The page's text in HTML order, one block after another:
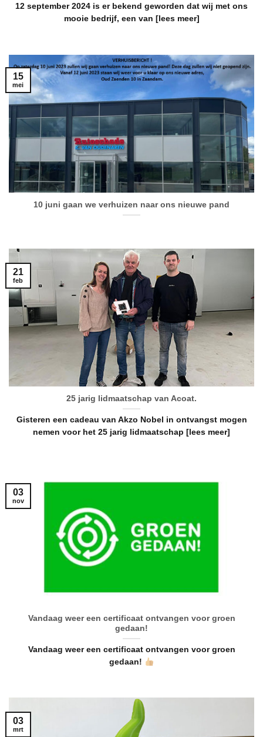
12 september 2024 is er bekend geworden dat wij met ons
mooie bedrijf, een van [lees meer]
10 juni gaan we verhuizen naar ons nieuwe pand
15
mei
25 jarig lidmaatschap van Acoat.
Gisteren een cadeau van Akzo Nobel in ontvangst mogen
nemen voor het 25 jarig lidmaatschap [lees meer]
21
feb
Vandaag weer een certificaat ontvangen voor groen
gedaan!
Vandaag weer een certificaat ontvangen voor groen
gedaan!
03
nov
03
mrt